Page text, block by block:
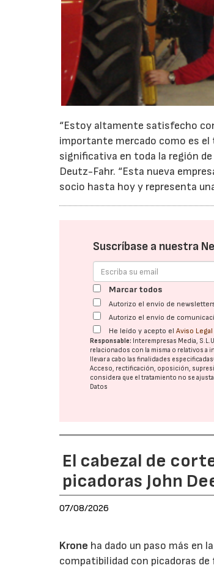
“Estoy altamente satisfecho
importante mercado como es
significativa en toda la región
Deutz-Fahr. “Esta nueva
socio hasta hoy y representa
Suscríbase a nuestra
Marcar todos
Autorizo el envío de
Autorizo el envío de
He leído y acepto elAviso Legal
Responsable: Interempresas Media,
relacionados con la misma o relativos a
llevar a cabo las finalidades especificadas
Acceso, rectificación, oposición,
considera que el tratamiento no se
Datos
El cabezal de
picadoras John
07/08/2026
Krone ha dado un paso más en
compatibilidad con picadoras